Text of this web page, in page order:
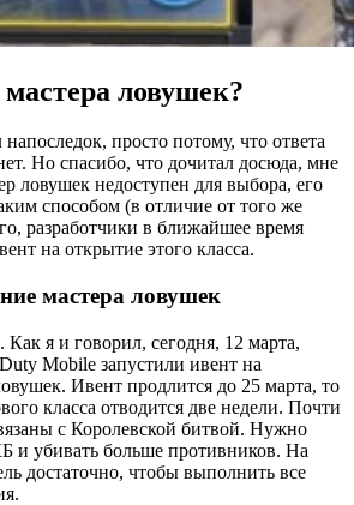
ловушек?
просто потому, что ответа
Но спасибо, что дочитал досюда, мне
ловушек недоступен для выбора, его
способом (в отличие от того же
разработчики в ближайшее время
на открытие этого класса.
мастера ловушек
Как я и говорил, сегодня, 12 марта,
Mobile запустили ивент на
Ивент продлится до 25 марта, то
класса отводится две недели. Почти
с Королевской битвой. Нужно
и убивать больше противников. На
достаточно, чтобы выполнить все